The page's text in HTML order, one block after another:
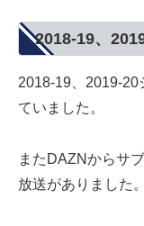
2018-19、
2018-19、2019-20
ていました。
またDAZNからサ
放送がありました。